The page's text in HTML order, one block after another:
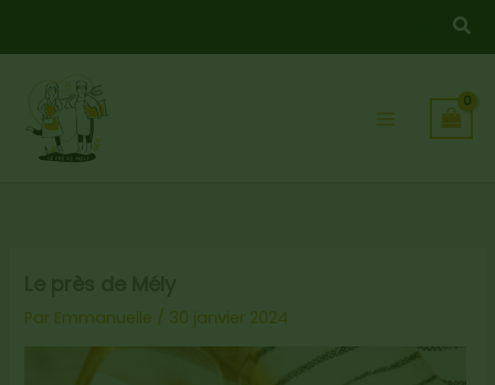
Par Emmanuelle / 30 janvier 2024